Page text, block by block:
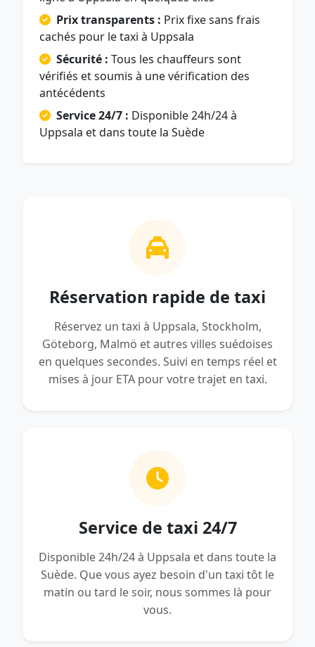
Prix transparents : Prix fixe sans frais
cachés pour le taxi à Uppsala
Sécurité : Tous les chauffeurs sont
vérifiés et soumis à une vérification des
antécédents
Service 24/7 : Disponible 24h/24 à
Uppsala et dans toute la Suède
Réservation rapide de taxi
Réservez un taxi à Uppsala, Stockholm,
Göteborg, Malmö et autres villes suédoises
en quelques secondes. Suivi en temps réel et
mises à jour ETA pour votre trajet en taxi.
Service de taxi 24/7
Disponible 24h/24 à Uppsala et dans toute la
Suède. Que vous ayez besoin d'un taxi tôt le
matin ou tard le soir, nous sommes là pour
vous.